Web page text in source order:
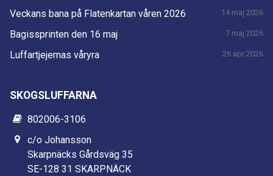
Veckans bana på Flatenkartan våren 2026 14 maj 2026
Bagissprinten den 16 maj 7 maj 2026
Luffartjejernas våryra 26 apr 2026
SKOGSLUFFARNA
802006-3106
c/o Johansson
Skarpnäcks Gårdsväg 35
SE-128 31 SKARPNÄCK